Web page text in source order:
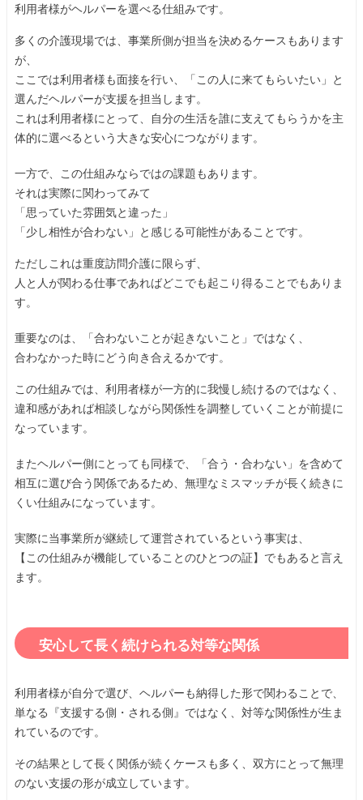
利用者様がヘルパーを選べる仕組みです。
多くの介護現場では、事業所側が担当を決めるケースもあります
が、
ここでは利用者様も面接を行い、「この人に来てもらいたい」と
選んだヘルパーが支援を担当します。
これは利用者様にとって、自分の生活を誰に支えてもらうかを主
体的に選べるという大きな安心につながります。
一方で、この仕組みならではの課題もあります。
それは実際に関わってみて
「思っていた雰囲気と違った」
「少し相性が合わない」と感じる可能性があることです。
ただしこれは重度訪問介護に限らず、
人と人が関わる仕事であればどこでも起こり得ることでもありま
す。
重要なのは、「合わないことが起きないこと」ではなく、
合わなかった時にどう向き合えるかです。
この仕組みでは、利用者様が一方的に我慢し続けるのではなく、
違和感があれば相談しながら関係性を調整していくことが前提に
なっています。
またヘルパー側にとっても同様で、「合う・合わない」を含めて
相互に選び合う関係であるため、無理なミスマッチが長く続きに
くい仕組みになっています。
実際に当事業所が継続して運営されているという事実は、
【この仕組みが機能していることのひとつの証】でもあると言え
ます。
安心して長く続けられる対等な関係
利用者様が自分で選び、ヘルパーも納得した形で関わることで、
単なる『支援する側・される側』ではなく、対等な関係性が生ま
れているのです。
その結果として長く関係が続くケースも多く、双方にとって無理
のない支援の形が成立しています。